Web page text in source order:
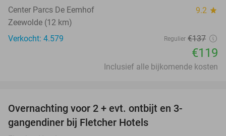
Center Parcs De Eemhof 9.2 star
Zeewolde (12 km)
Verkocht: 4.579
Regulier €137
€119
Inclusief alle bijkomende kosten
Overnachting voor 2 + evt. ontbijt en 3-
gangendiner bij Fletcher Hotels